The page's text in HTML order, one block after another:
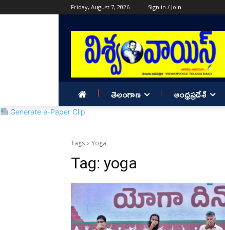
Friday, August 7, 2026 Sign in / Join
తెలంగాణ ఆంధ్రప్రదేశ్
Generate e-Paper Clip
Tags Yoga
Tag: yoga